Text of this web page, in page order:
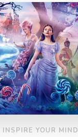
INSPIRE YOUR MIND